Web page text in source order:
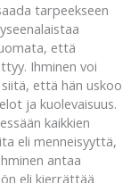
tarpeekseen
että
Ihminen voi
että hän uskoo
ja kuolevaisuus.
kaikkien
eli menneisyyttä,
antaa
eli kierrättää